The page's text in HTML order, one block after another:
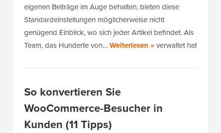
eigenen Beiträge im Auge behalten, bieten diese
Standardeinstellungen möglicherweise nicht
genügend Einblick, wo sich jeder Artikel befindet. Als
Team, das Hunderte von…Weiterlesen »verwaltet hat
So konvertieren Sie
WooCommerce-Besucher in
Kunden (11 Tipps)